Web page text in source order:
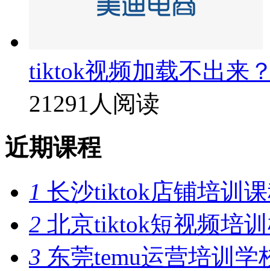
tiktok视频加载不出来
21291人阅读
近期课程
1 长沙tiktok店铺培训
2 北京tiktok短视频培
3 东莞temu运营培训学